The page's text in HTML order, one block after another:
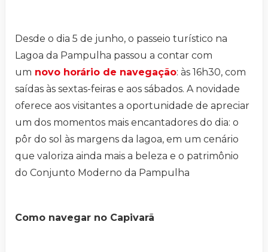
Desde o dia 5 de junho, o passeio turístico na
Lagoa da Pampulha passou a contar com
um novo horário de navegação: às 16h30, com
saídas às sextas-feiras e aos sábados. A novidade
oferece aos visitantes a oportunidade de apreciar
um dos momentos mais encantadores do dia: o
pôr do sol às margens da lagoa, em um cenário
que valoriza ainda mais a beleza e o patrimônio
do Conjunto Moderno da Pampulha
Como navegar no Capivarã